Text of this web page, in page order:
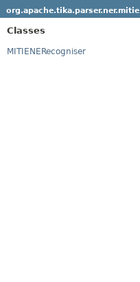
org.apache.tika.parser.ner.mitie
Classes
MITIENERecogniser